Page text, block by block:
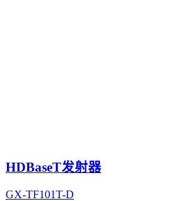
HDBaseT发射器
GX-TF101T-D